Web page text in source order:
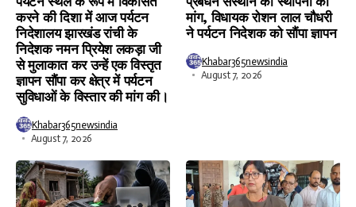
करने की दिशा में आज पर्यटन
निदेशालय झारखंड रांची के
निदेशक नमन प्रियेश लकड़ा जी
से मुलाकात कर उन्हें एक विस्तृत
ज्ञापन सौंपा कर क्षेत्र में पर्यटन
सुविधाओं के विस्तार की मांग की।
Khabar365newsindia
August 7, 2026
मांग, विधायक रोशन लाल चौधरी
ने पर्यटन निदेशक को सौंपा ज्ञापन
Khabar365newsindia
August 7, 2026